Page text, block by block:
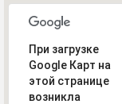
При загрузке
Google Карт на
этой странице
возникла